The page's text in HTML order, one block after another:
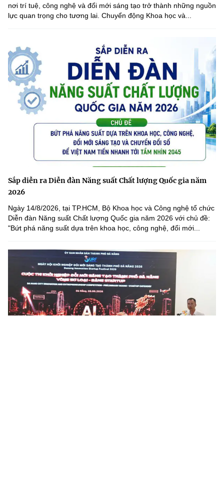
nơi trí tuệ, công nghệ và đổi mới sáng tạo trở thành những nguồn
lực quan trọng cho tương lai. Chuyển động Khoa học và...
Sắp diễn ra Diễn đàn Năng suất Chất lượng Quốc gia năm
2026
Ngày 14/8/2026, tại TP.HCM, Bộ Khoa học và Công nghệ tổ chức
Diễn đàn Năng suất Chất lượng Quốc gia năm 2026 với chủ đề:
"Bứt phá năng suất dựa trên khoa học, công nghệ, đổi mới...